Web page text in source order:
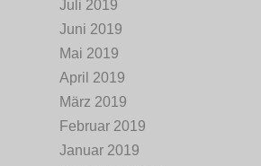
Juli 2019
Juni 2019
Mai 2019
April 2019
März 2019
Februar 2019
Januar 2019